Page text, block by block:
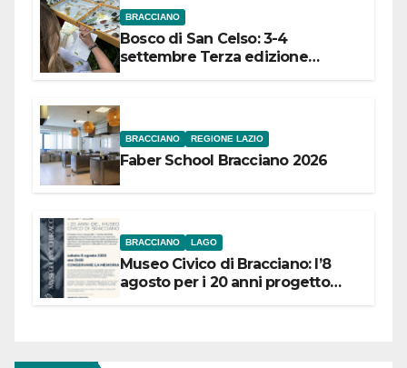
BRACCIANO
Bosco di San Celso: 3-4
settembre Terza edizione
BRACCIANO REGIONE LAZIO
Faber School Bracciano 2026
BRACCIANO LAGO
Museo Civico di Bracciano: l’8
agosto per i 20 anni progetto